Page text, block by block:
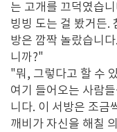
는 고개를 끄덕였습
빙빙 도는 걸 봤거든.
방은 깜짝 놀랐습니
니까?"
"뭐, 그렇다고 할 수
여기 들어오는 사람
니다. 이 서방은 조금
깨비가 자신을 해칠